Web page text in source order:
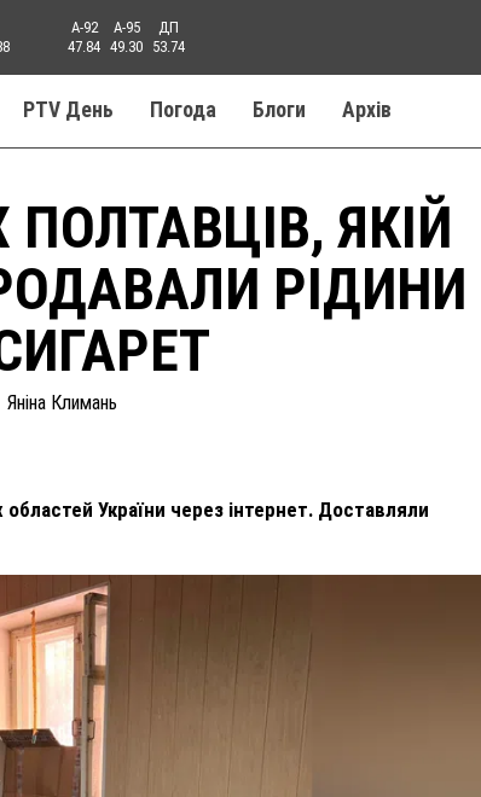
A-92
47.84
A-95
49.30
ДП
53.74
PTV День Погода Блоги Aрхів
ЯКІЙ
РІДИНИ
Яніна Климань
України через інтернет. Доставляли